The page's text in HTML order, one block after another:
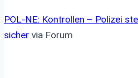
POL-NE: Kontrollen – Polizei
sicher via Forum